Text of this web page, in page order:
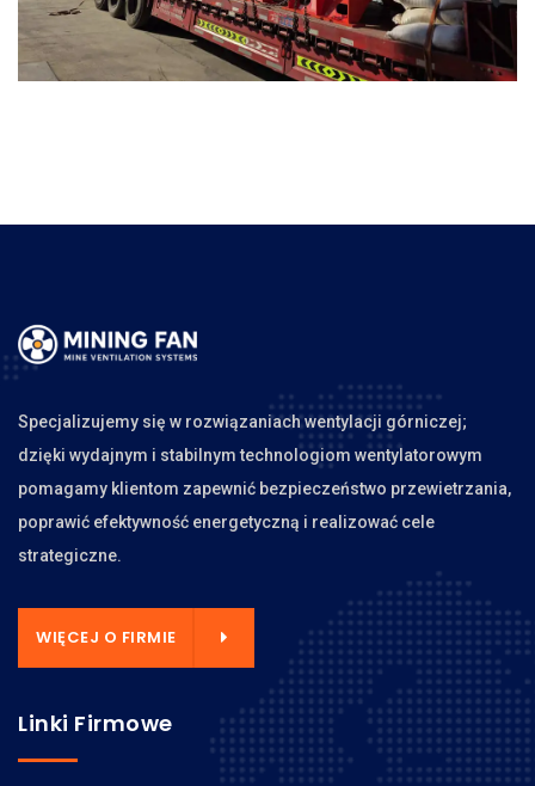
Specjalizujemy się w rozwiązaniach wentylacji górniczej;
dzięki wydajnym i stabilnym technologiom wentylatorowym
pomagamy klientom zapewnić bezpieczeństwo przewietrzania,
poprawić efektywność energetyczną i realizować cele
strategiczne.
WIĘCEJ O FIRMIE
Linki Firmowe